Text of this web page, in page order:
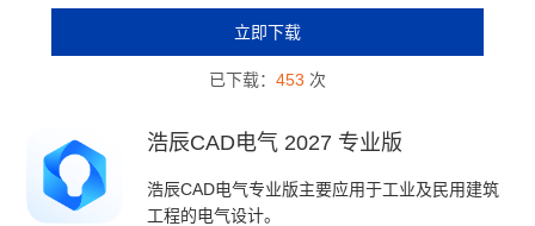
立即下载
已下载： 453 次
浩辰CAD电气 2027 专业版
浩辰CAD电气专业版主要应用于工业及民用建筑
工程的电气设计。